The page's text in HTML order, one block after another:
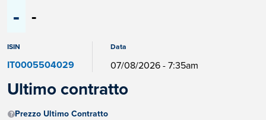
- -
ISIN
IT0005504029
Data
07/08/2026 - 7:35am
Ultimo contratto
Prezzo Ultimo Contratto